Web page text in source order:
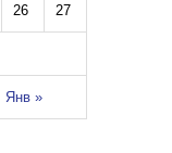
Янв »
26 27